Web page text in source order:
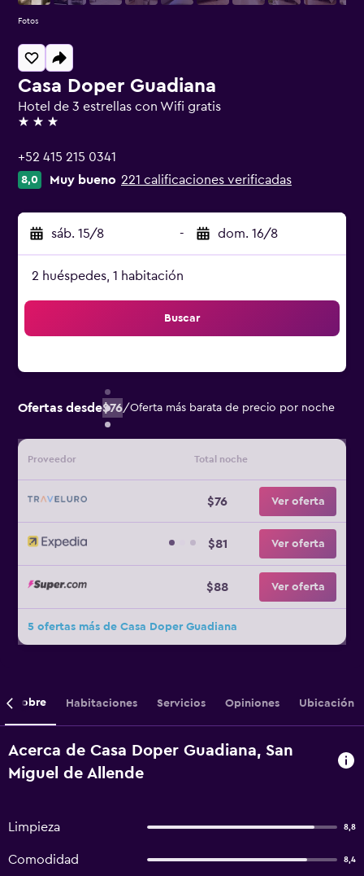
Casa Doper Guadiana
Hotel de 3 estrellas con Wifi gratis
3 estrellas
+52 415 215 0341
8,0 Muy bueno 221 calificaciones verificadas
sáb. 15/8 - dom. 16/8
2 huéspedes, 1 habitación
Buscar
Ofertas desde$76/Oferta más barata de precio por noche
Proveedor Total noche
$76 Ver oferta
$81 Ver oferta
$88 Ver oferta
5 ofertas más de Casa Doper Guadiana
Fotos
Sobre Habitaciones Servicios Opiniones Ubicación
Acerca de Casa Doper Guadiana, San
Miguel de Allende
Limpieza 8,8
Comodidad 8,4